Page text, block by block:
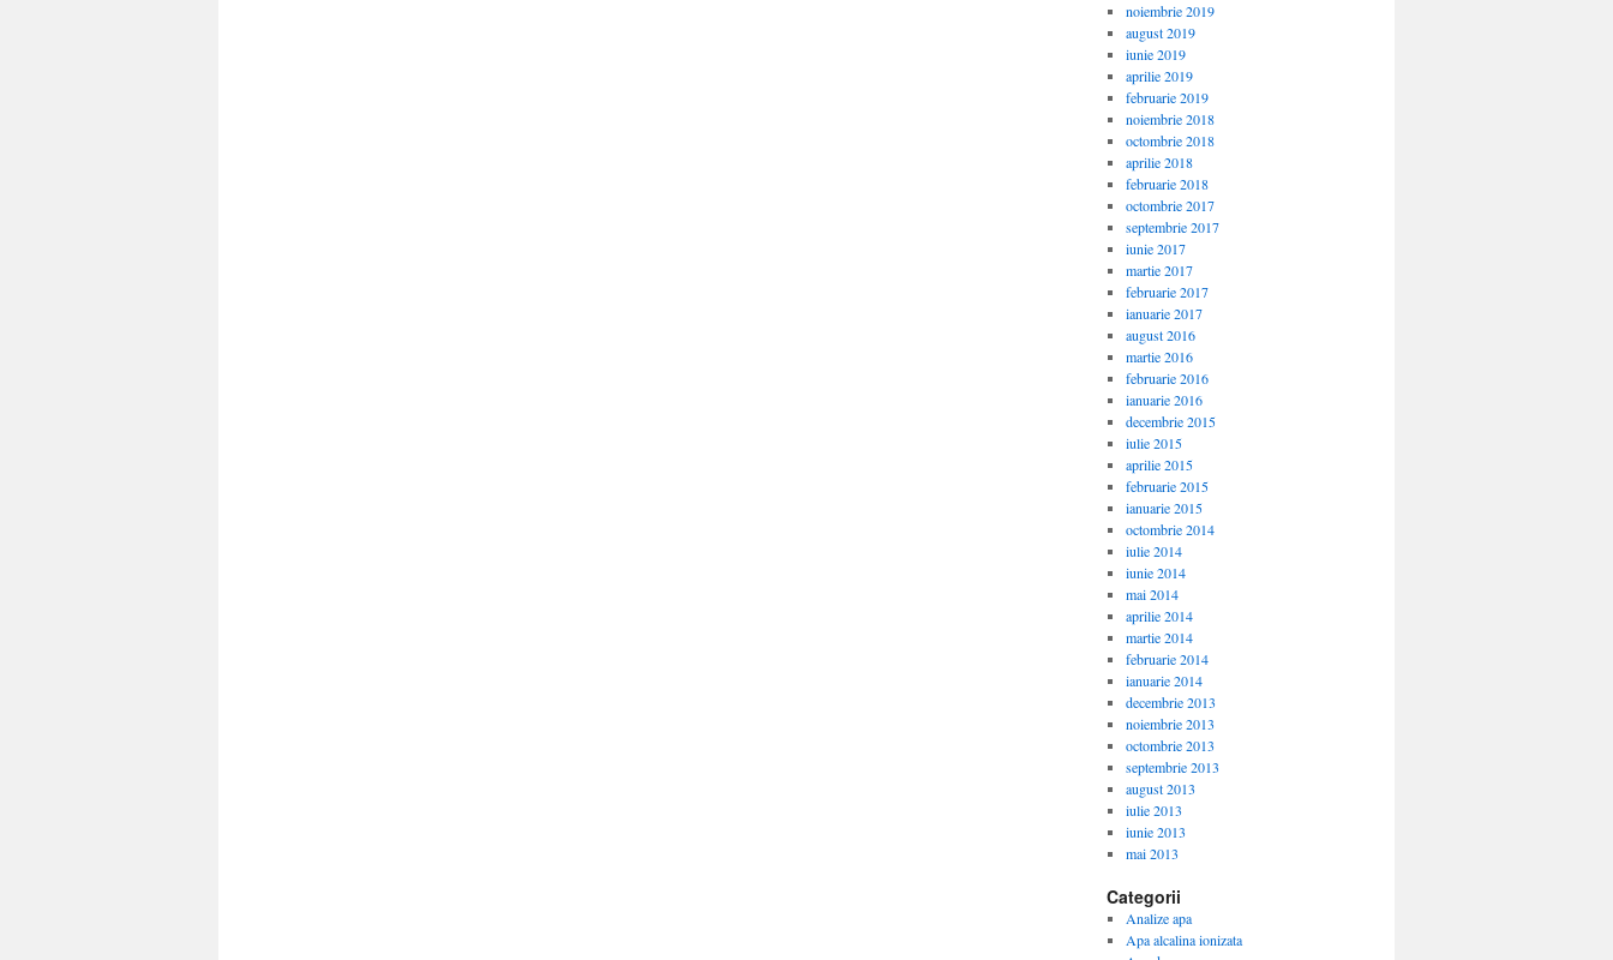
noiembrie 2019
august 2019
iunie 2019
aprilie 2019
februarie 2019
noiembrie 2018
octombrie 2018
aprilie 2018
februarie 2018
octombrie 2017
septembrie 2017
iunie 2017
martie 2017
februarie 2017
ianuarie 2017
august 2016
martie 2016
februarie 2016
ianuarie 2016
decembrie 2015
iulie 2015
aprilie 2015
februarie 2015
ianuarie 2015
octombrie 2014
iulie 2014
iunie 2014
mai 2014
aprilie 2014
martie 2014
februarie 2014
ianuarie 2014
decembrie 2013
noiembrie 2013
octombrie 2013
septembrie 2013
august 2013
iulie 2013
iunie 2013
mai 2013
Categorii
Analize apa
Apa alcalina ionizata